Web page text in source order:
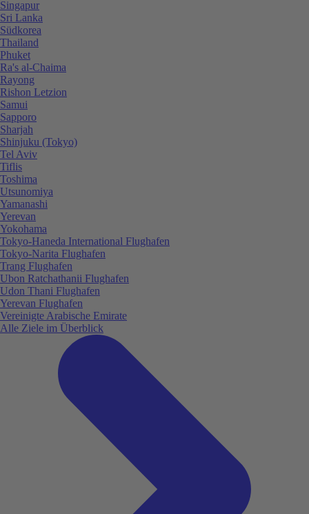
Singapur
Sri Lanka
Südkorea
Thailand
Phuket
Ra's al-Chaima
Rayong
Rishon Letzion
Samui
Sapporo
Sharjah
Shinjuku (Tokyo)
Tel Aviv
Tiflis
Toshima
Utsunomiya
Yamanashi
Yerevan
Yokohama
Tokyo-Haneda International Flughafen
Tokyo-Narita Flughafen
Trang Flughafen
Ubon Ratchathanii Flughafen
Udon Thani Flughafen
Yerevan Flughafen
Vereinigte Arabische Emirate
Alle Ziele im Überblick